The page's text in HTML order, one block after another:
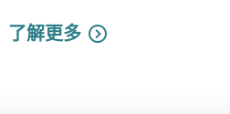
了解更多